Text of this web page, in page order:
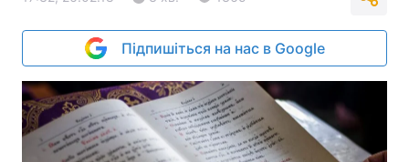
Підпишіться на нас в Google